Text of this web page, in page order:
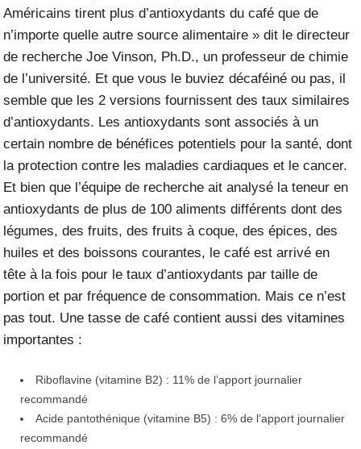
Américains tirent plus d’antioxydants du café que de
n’importe quelle autre source alimentaire » dit le directeur
de recherche Joe Vinson, Ph.D., un professeur de chimie
de l’université. Et que vous le buviez décaféiné ou pas, il
semble que les 2 versions fournissent des taux similaires
d’antioxydants. Les antioxydants sont associés à un
certain nombre de bénéfices potentiels pour la santé, dont
la protection contre les maladies cardiaques et le cancer.
Et bien que l’équipe de recherche ait analysé la teneur en
antioxydants de plus de 100 aliments différents dont des
légumes, des fruits, des fruits à coque, des épices, des
huiles et des boissons courantes, le café est arrivé en
tête à la fois pour le taux d’antioxydants par taille de
portion et par fréquence de consommation. Mais ce n’est
pas tout. Une tasse de café contient aussi des vitamines
importantes :
Riboflavine (vitamine B2) : 11% de l’apport journalier
recommandé
Acide pantothénique (vitamine B5) : 6% de l’apport journalier
recommandé